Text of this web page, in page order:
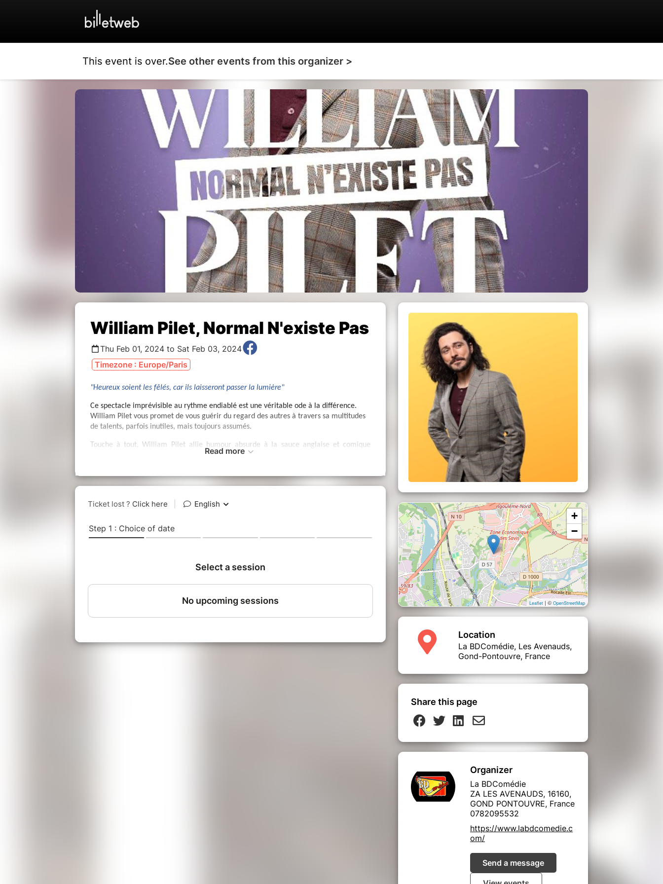
This event is over.See other events from this organizer >
William Pilet, Normal N'existe Pas
Thu Feb 01, 2024 to Sat Feb 03, 2024
Timezone : Europe/Paris
"Heureux soient les fêlés, car ils laisseront passer la lumière"
Ce spectacle imprévisible au rythme endiablé est une véritable ode à la différence.
William Pilet vous promet de vous guérir du regard des autres à travers sa multitudes
de talents, parfois inutiles, mais toujours assumés.
Touche à tout, William Pilet allie humour absurde à la sauce anglaise et comique
d'accessoires, relevé d'une noirceur comme un café sans lait. Il fait l'humour comme il
durablement, de provoquer un trauma. C'est du "traumarketing".
abstrait, et que "normal", ça n'existe pas...
Un délire harmonieux imbibé d'humour sauce anglaise ; le tout relevé d'une noirceur
"Normal n'existe pas" est hors des standards du moment. Avec la classe et la retenue
Touche à tout, autodidacte inventif, perturbant et perturbé ; William Pilet est à la
Read more
+
−
Leaflet | ©OpenStreetMap
Location
La BDComédie, Les Avenauds,
Gond-Pontouvre, France
Share this page
Organizer
La BDComédie
ZA LES AVENAUDS, 16160,
GOND PONTOUVRE, France
0782095532
https://www.labdcomedie.c
om/
Send a message